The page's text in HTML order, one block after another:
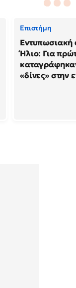
Επιστήμη
Ήλιο: Για
«δίνες» στην